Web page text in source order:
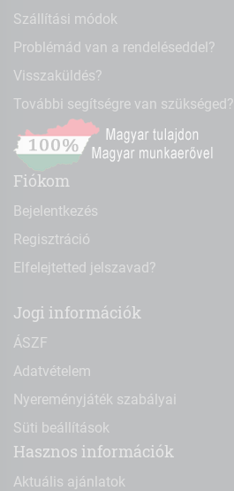
Szállítási módok
Problémád van a rendeléseddel?
Visszaküldés?
További segítségre van szükséged?
Fiókom
Bejelentkezés
Regisztráció
Elfelejtetted jelszavad?
Jogi információk
ÁSZF
Adatvételem
Nyereményjáték szabályai
Süti beállítások
Hasznos információk
Aktuális ajánlatok